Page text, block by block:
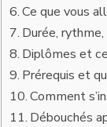
Ce que vous
Durée,
Diplômes et
Prérequis et
Comment
Débouchés